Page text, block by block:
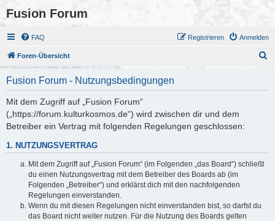
Fusion Forum
FAQ Anmelden
Registrieren
Foren-Übersicht
Fusion Forum - Nutzungsbedingungen
Mit dem Zugriff auf „Fusion Forum“
(„https://forum.kulturkosmos.de“) wird zwischen dir und dem
Betreiber ein Vertrag mit folgenden Regelungen geschlossen:
1. NUTZUNGSVERTRAG
Mit dem Zugriff auf „Fusion Forum“ (im Folgenden „das Board“) schließt
du einen Nutzungsvertrag mit dem Betreiber des Boards ab (im
Folgenden „Betreiber“) und erklärst dich mit den nachfolgenden
Regelungen einverstanden.
Wenn du mit diesen Regelungen nicht einverstanden bist, so darfst du
das Board nicht weiter nutzen. Für die Nutzung des Boards gelten